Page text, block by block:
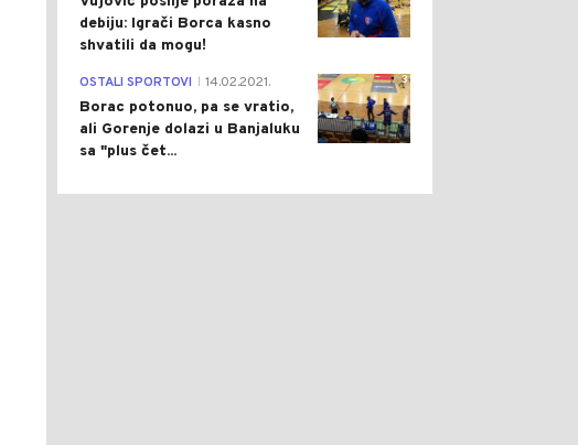
debiju: Igrači Borca kasno
shvatili da mogu!
3
OSTALI SPORTOVI 14.02.2021.
Borac potonuo, pa se vratio,
ali Gorenje dolazi u Banjaluku
sa "plus čet...